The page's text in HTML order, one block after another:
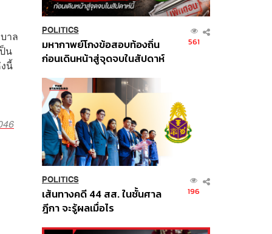
าล
น
นี้
POLITICS
มหากาพย์โกงข้อสอบท้องถิ่น
ก่อนเดินหน้าสู่จุดจบในสัปดาห์
561
POLITICS
เส้นทางคดี 44 สส. ในชั้นศาล
ฎีกา จะรู้ผลเมื่อไร
196